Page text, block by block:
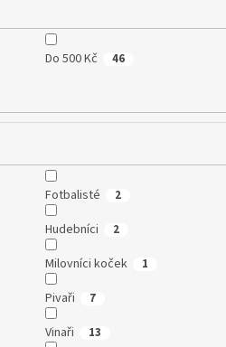
Do 500 Kč 46
Fotbalisté 2
Hudebníci 2
Milovníci koček 1
Pivaři 7
Vinaři 13